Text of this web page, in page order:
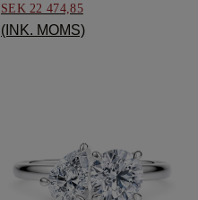
SEK 22 474,85
(INK. MOMS)